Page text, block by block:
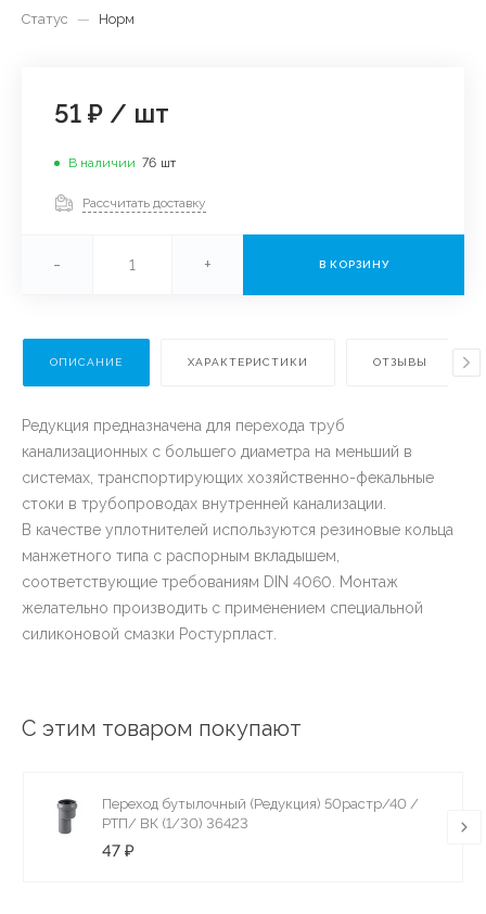
Статус
— Норм
51 ₽ / шт
В наличии 76 шт
Рассчитать доставку
- + В КОРЗИНУ
ОПИСАНИЕ ХАРАКТЕРИСТИКИ ОТЗЫВЫ
Редукция предназначена для перехода труб
канализационных с большего диаметра на меньший в
системах, транспортирующих хозяйственно-фекальные
стоки в трубопроводах внутренней канализации.
В качестве уплотнителей используются резиновые кольца
манжетного типа с распорным вкладышем,
соответствующие требованиям DIN 4060. Монтаж
желательно производить с применением специальной
силиконовой смазки Ростурпласт.
С этим товаром покупают
Переход бутылочный (Редукция) 50растр/40 /
РТП/ ВК (1/30) 36423
47 ₽